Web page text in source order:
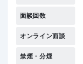
面談回数
オンライン面談
禁煙・分煙